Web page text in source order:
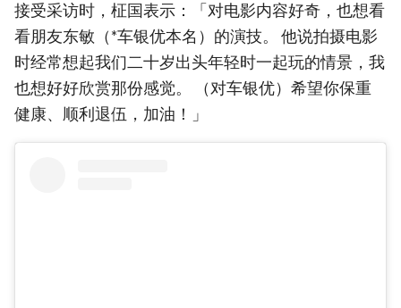
接受采访时，柾国表示：「对电影内容好奇，也想看
看朋友东敏（*车银优本名）的演技。 他说拍摄电影
时经常想起我们二十岁出头年轻时一起玩的情景，我
也想好好欣赏那份感觉。 （对车银优）希望你保重
健康、顺利退伍，加油！」